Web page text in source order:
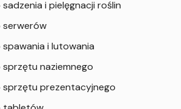
i pielęgnacji roślin
serwerów
i lutowania
naziemnego
sprzętu prezentacyjnego